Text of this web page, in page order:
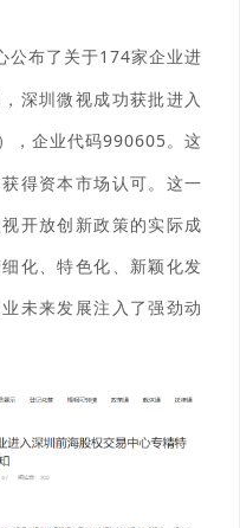
公布了关于174家企业进
深圳微视成功获批进入
，企业代码990605。这
得资本市场认可。这一
开放创新政策的实际成
化、特色化、新颖化发
未来发展注入了强劲动